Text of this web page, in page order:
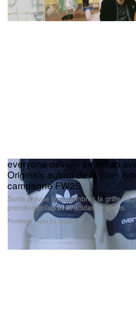
Footwear
everyone dévoile sa collab
Originals autour de la Stan
campagne FW25
Sortie prévue fin novembre : la griffe
première collab avec adidas Originals.
Nov 10, 2025